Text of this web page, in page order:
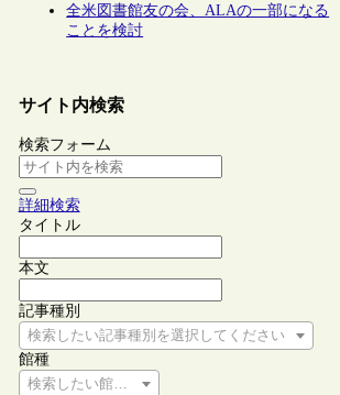
全米図書館友の会、ALAの一部になる
ことを検討
サイト内検索
検索フォーム
詳細検索
タイトル
本文
記事種別
検索したい記事種別を選択してください
館種
検索したい館種を選択してください